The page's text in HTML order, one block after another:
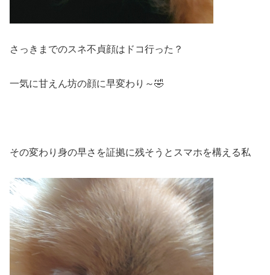
さっきまでのスネ不貞顔はドコ行った？
一気に甘えん坊の顔に早変わり～🤣
その変わり身の早さを証拠に残そうとスマホを構える私